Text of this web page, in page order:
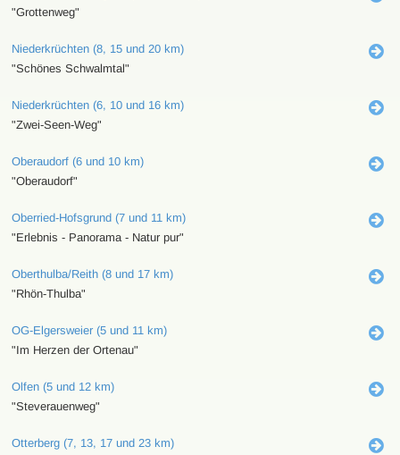
"Grottenweg"
Niederkrüchten (8, 15 und 20 km)
"Schönes Schwalmtal"
Niederkrüchten (6, 10 und 16 km)
"Zwei-Seen-Weg"
Oberaudorf (6 und 10 km)
"Oberaudorf"
Oberried-Hofsgrund (7 und 11 km)
"Erlebnis - Panorama - Natur pur"
Oberthulba/Reith (8 und 17 km)
"Rhön-Thulba"
OG-Elgersweier (5 und 11 km)
"Im Herzen der Ortenau"
Olfen (5 und 12 km)
"Steverauenweg"
Otterberg (7, 13, 17 und 23 km)